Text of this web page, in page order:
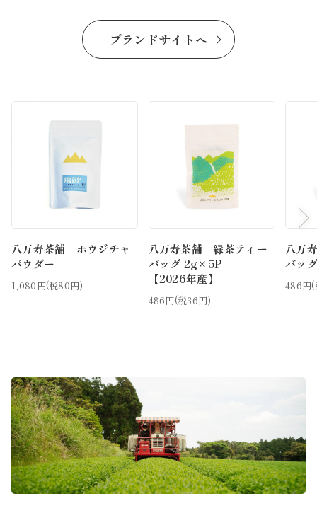
ブランドサイトへ
八万寿茶舗 ホウジチャ
パウダー
1,080円(税80円)
八万寿茶舗 緑茶ティー
バッグ 2g×5P
【2026年産】
486円(税36円)
八万
バッ
486円